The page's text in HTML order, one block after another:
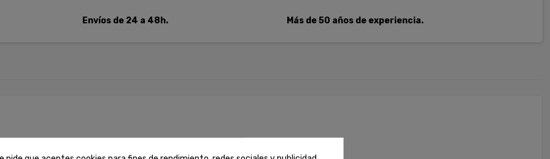
Envíos de 24 a 48h. Más de 50 años de experiencia.